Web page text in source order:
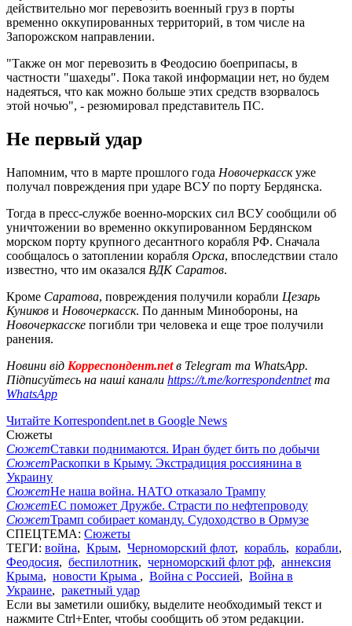
действительно мог перевозить военный груз в порты
временно оккупированных территорий, в том числе на
Запорожском направлении.
"Также он мог перевозить в Феодосию боеприпасы, в
частности "шахеды". Пока такой информации нет, но будем
надеяться, что как можно больше этих средств взорвалось
этой ночью", - резюмировал представитель ПС.
Не первый удар
Напомним, что в марте прошлого года Новочеркасскуже
получал повреждения при ударе ВСУ по порту Бердянска.
Тогда в пресс-службе военно-морских сил ВСУ сообщили об
уничтожении во временно оккупированном Бердянском
морском порту крупного десантного корабля РФ. Сначала
сообщалось о затоплении корабля Орска, впоследствии стало
известно, что им оказался ВДК Саратов.
Кроме Саратова, повреждения получили корабли Цезарь
Куников и Новочеркасск. По данным Минобороны, на
Новочеркасске погибли три человека и еще трое получили
ранения.
Новини від Корреспондент.netв Telegram та WhatsApp.
Підписуйтесь на наші канали https://t.me/korrespondentnetта
WhatsApp
Читайте Korrespondent.net в Google News
Сюжеты
СюжетСтавки поднимаются. Иран будет бить по добычи
СюжетРаскопки в Крыму. Экстрадиция россиянина в
Украину
СюжетНе наша война. НАТО отказало Трампу
СюжетЕС поможет Дружбе. Страсти по нефтепроводу
СюжетТрамп собирает команду. Судоходство в Ормузе
СПЕЦТЕМА: Сюжеты
ТЕГИ: война, Крым, Черноморский флот, корабль, корабли,
Феодосия, беспилотник, черноморский флот рф, аннексия
Крыма, новости Крыма , Война с Россией, Война в
Украине, ракетный удар
Если вы заметили ошибку, выделите необходимый текст и
нажмите Ctrl+Enter, чтобы сообщить об этом редакции.